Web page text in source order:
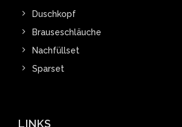
Duschkopf
Brauseschläuche
Nachfüllset
Sparset
LINKS